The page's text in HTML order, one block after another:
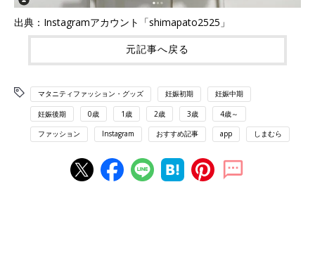
出典：Instagramアカウント「shimapato2525」
元記事へ戻る
マタニティファッション・グッズ 妊娠初期 妊娠中期
妊娠後期 0歳 1歳 2歳 3歳 4歳～
ファッション Instagram おすすめ記事 app しまむら